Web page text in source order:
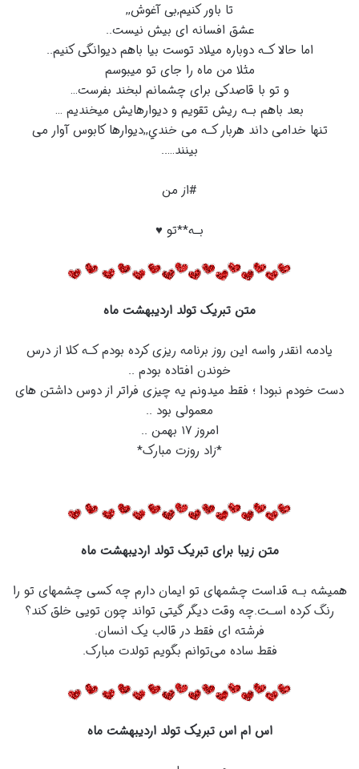
تا باور کنیم,بی آغوش,,
عشق افسانه ای بیش نیست..
اما حالا کـه دوباره میلاد توست بیا باهم دیوانگی کنیم..
مثلا من ماه را جای تو میبوسم
و تو با قاصدکی برای چشمانم لبخند بفرست…
بعد باهم بـه ریش تقویم و دیوارهایش میخندیم …
تنها خدامی داند هربار کـه می خندي,,دیوارها کابوس آوار می
بینند…..
#از من
بـه**تو ♥
متن تبریک تولد اردیبهشت ماه
یادمه انقدر واسه این روز برنامه ریزی کرده بودم کـه کلا از درس
خوندن افتاده بودم ‏..
دست خودم نبودا ‏؛‏ فقط میدونم یه چیزی فراتر از دوس داشتن های
معمولی بود ‏..
امروز ‏۱۷‏ بهمن ‏..
‏*زاد روزت مبارک‏*‏
متن زیبا برای تبریک تولد اردیبهشت ماه
همیشه بـه قداست چشمهای تو ایمان دارم چه کسی چشمهای تو را
رنگ کرده اسـت.چه وقت دیگر گیتی تواند چون تویی خلق کند؟
فرشته ای فقط در قالب یک انسان.
فقط ساده می‌توانم بگویم تولدت مبارک.
اس ام اس تبریک تولد اردیبهشت ماه